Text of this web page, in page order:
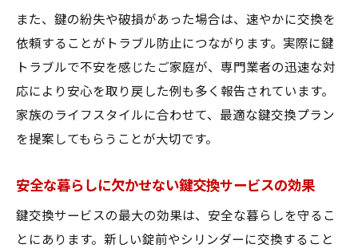
また、鍵の紛失や破損があった場合は、速やかに交換を
依頼することがトラブル防止につながります。実際に鍵
トラブルで不安を感じたご家庭が、専門業者の迅速な対
応により安心を取り戻した例も多く報告されています。
家族のライフスタイルに合わせて、最適な鍵交換プラン
を提案してもらうことが大切です。
安全な暮らしに欠かせない鍵交換サービスの効果
鍵交換サービスの最大の効果は、安全な暮らしを守るこ
とにあります。新しい錠前やシリンダーに交換すること